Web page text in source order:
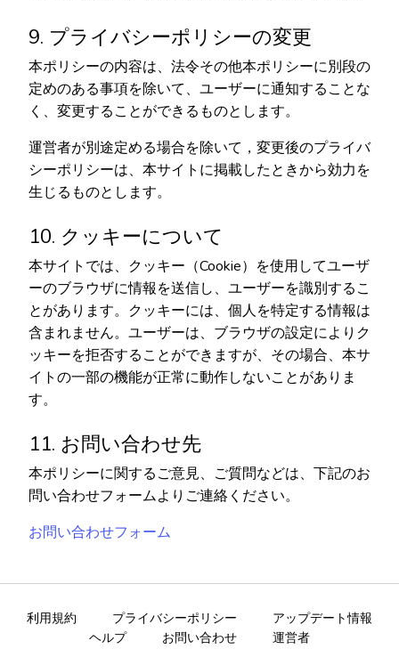
9. プライバシーポリシーの変更
本ポリシーの内容は、法令その他本ポリシーに別段の
定めのある事項を除いて、ユーザーに通知することな
く、変更することができるものとします。
運営者が別途定める場合を除いて，変更後のプライバ
シーポリシーは、本サイトに掲載したときから効力を
生じるものとします。
10. クッキーについて
本サイトでは、クッキー（Cookie）を使用してユーザ
ーのブラウザに情報を送信し、ユーザーを識別するこ
とがあります。クッキーには、個人を特定する情報は
含まれません。ユーザーは、ブラウザの設定によりク
ッキーを拒否することができますが、その場合、本サ
イトの一部の機能が正常に動作しないことがありま
す。
11. お問い合わせ先
本ポリシーに関するご意見、ご質問などは、下記のお
問い合わせフォームよりご連絡ください。
お問い合わせフォーム
利用規約 プライバシーポリシー
アップデート情報
ヘルプ
お問い合わせ 運営者